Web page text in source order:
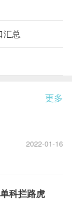
汇总
更多
2022-01-16
科拦路虎